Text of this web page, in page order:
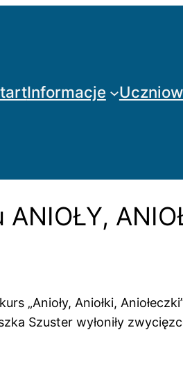
Informacje
„Anioły, Aniołki,
Szuster wyłoniły